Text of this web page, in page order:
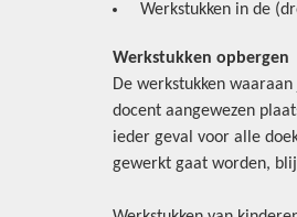
Werkstukken in de
Werkstukken opbergen
De werkstukken
docent aangewezen
ieder geval voor alle
gewerkt gaat worden,